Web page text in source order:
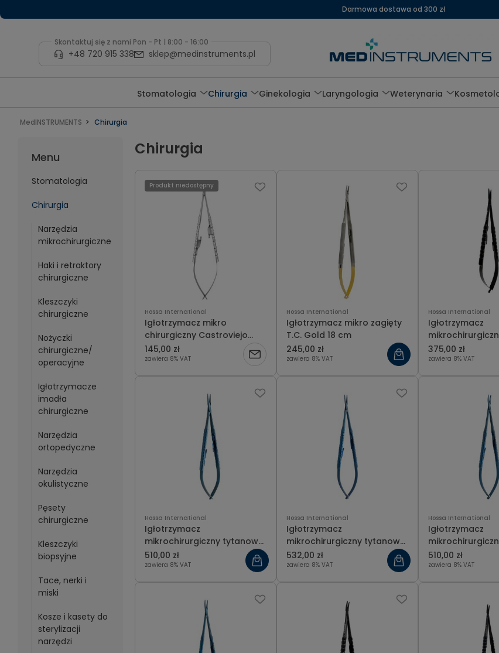
Darmowa dostawa od 300 zł
Skontaktuj się z nami Pon - Pt | 8:00 - 16:00
+48 720 915 338 sklep@medinstruments.pl
Stomatologia Chirurgia Ginekologia Laryngologia Weterynaria
MedINSTRUMENTS Chirurgia
Menu
Stomatologia
Chirurgia
Narzędzia
mikrochirurgiczne
Haki i retraktory
chirurgiczne
Kleszczyki
chirurgiczne
Nożyczki
chirurgiczne/
operacyjne
Igłotrzymacze
imadła
chirurgiczne
Narzędzia
ortopedyczne
Narzędzia
okulistyczne
Pęsety
chirurgiczne
Kleszczyki
biopsyjne
Tace, nerki i
miski
Kosze i kasety do
sterylizacji
narzędzi
Chirurgia
Hossa International
Igłotrzymacz mikro
chirurgiczny Castroviejo
prosty 18 cm
145,00 zł
zawiera 8% VAT
Produkt niedostępny
Hossa International
Igłotrzymacz mikro zagięty
T.C. Gold 18 cm
245,00 zł
zawiera 8% VAT
Hossa International
Igłotrzymacz
Black T.C. 14 cm
375,00 zł
zawiera 8% VAT
Hossa International
Igłotrzymacz
mikrochirurgiczny tytanowy
prosty 15 cm
510,00 zł
zawiera 8% VAT
Hossa International
Igłotrzymacz
mikrochirurgiczny tytanowy
prosty 18 cm
532,00 zł
zawiera 8% VAT
Hossa International
Igłotrzymacz
zagięty 15 cm
510,00 zł
zawiera 8% VAT